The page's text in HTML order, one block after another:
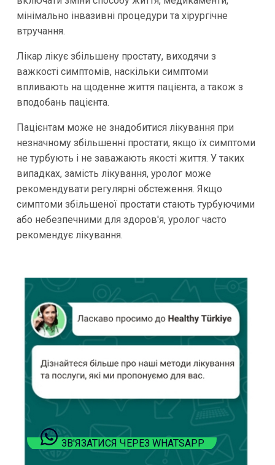
мінімально інвазивні процедури та хірургічне
втручання.
Лікар лікує збільшену простату, виходячи з
важкості симптомів, наскільки симптоми
впливають на щоденне життя пацієнта, а також з
вподобань пацієнта.
Пацієнтам може не знадобитися лікування при
незначному збільшенні простати, якщо їх симптоми
не турбують і не заважають якості життя. У таких
випадках, замість лікування, уролог може
рекомендувати регулярні обстеження. Якщо
симптоми збільшеної простати стають турбуючими
або небезпечними для здоров'я, уролог часто
рекомендує лікування.
ЗВ'ЯЗАТИСЯ ЧЕРЕЗ WHATSAPP